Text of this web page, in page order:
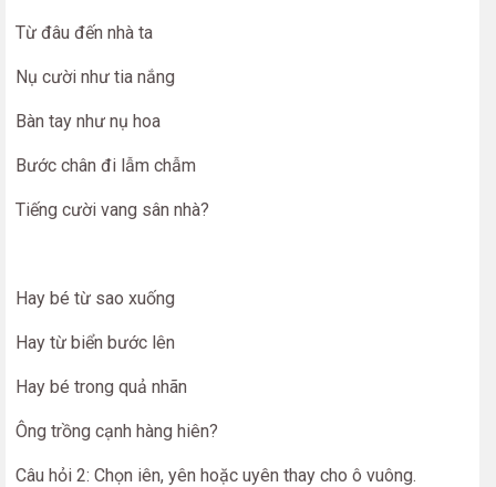
Từ đâu đến nhà ta
Nụ cười như tia nắng
Bàn tay như nụ hoa
Bước chân đi lẫm chẫm
Tiếng cười vang sân nhà?
Hay bé từ sao xuống
Hay từ biển bước lên
Hay bé trong quả nhãn
Ông trồng cạnh hàng hiên?
Câu hỏi 2: Chọn iên, yên hoặc uyên thay cho ô vuông.